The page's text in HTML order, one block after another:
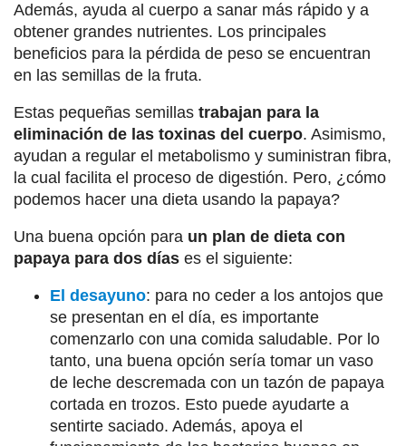
Además, ayuda al cuerpo a sanar más rápido y a
obtener grandes nutrientes. Los principales
beneficios para la pérdida de peso se encuentran
en las semillas de la fruta.
Estas pequeñas semillas trabajan para la
eliminación de las toxinas del cuerpo. Asimismo,
ayudan a regular el metabolismo y suministran fibra,
la cual facilita el proceso de digestión. Pero, ¿cómo
podemos hacer una dieta usando la papaya?
Una buena opción para un plan de dieta con
papaya para dos días es el siguiente:
El desayuno: para no ceder a los antojos que
se presentan en el día, es importante
comenzarlo con una comida saludable. Por lo
tanto, una buena opción sería tomar un vaso
de leche descremada con un tazón de papaya
cortada en trozos. Esto puede ayudarte a
sentirte saciado. Además, apoya el